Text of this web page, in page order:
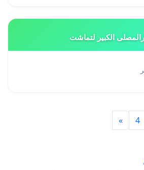
الكبير لتماشت
4
»